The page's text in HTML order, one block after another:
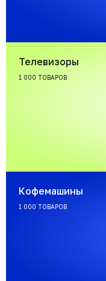
Телевизоры
1 000 ТОВАРОВ
Кофемашины
1 000 ТОВАРОВ